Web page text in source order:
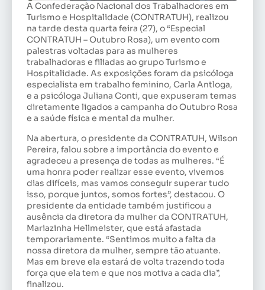
A Confederação Nacional dos Trabalhadores em
Turismo e Hospitalidade (CONTRATUH), realizou
na tarde desta quarta feira (27), o “Especial
CONTRATUH – Outubro Rosa), um evento com
palestras voltadas para as mulheres
trabalhadoras e filiadas ao grupo Turismo e
Hospitalidade. As exposições foram da psicóloga
especialista em trabalho feminino, Carla Antloga,
e a psicóloga Juliana Conti, que expuseram temas
diretamente ligados a campanha do Outubro Rosa
e a saúde física e mental da mulher.
Na abertura, o presidente da CONTRATUH, Wilson
Pereira, falou sobre a importância do evento e
agradeceu a presença de todas as mulheres. “É
uma honra poder realizar esse evento, vivemos
dias difíceis, mas vamos conseguir superar tudo
isso, porque juntos, somos fortes”, destacou. O
presidente da entidade também justificou a
ausência da diretora da mulher da CONTRATUH,
Mariazinha Hellmeister, que está afastada
temporariamente. “Sentimos muito a falta da
nossa diretora da mulher, sempre tão atuante.
Mas em breve ela estará de volta trazendo toda
força que ela tem e que nos motiva a cada dia”,
finalizou.